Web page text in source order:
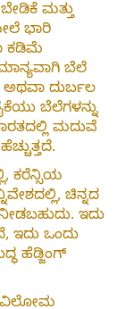
ಮತ್ತು
ಭಾರಿ
ಕಡಿಮೆ
ಬೆಲೆ
ಅಥವಾ ದುರ್ಬಲ
ಬೆಲೆಗಳನ್ನು
ಮದುವೆ
ಕರೆನ್ಸಿಯ
ಚಿನ್ನದ
ಇದು
ಇದು ಒಂದು
ಹೆಡ್ಜಿಂಗ್
ವಿಲೋಮ